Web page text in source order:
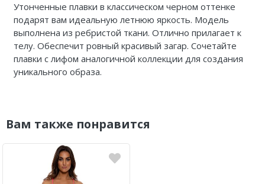
Утонченные плавки в классическом черном оттенке
подарят вам идеальную летнюю яркость. Модель
выполнена из ребристой ткани. Отлично прилагает к
телу. Обеспечит ровный красивый загар. Сочетайте
плавки с лифом аналогичной коллекции для создания
уникального образа.
Вам также понравится